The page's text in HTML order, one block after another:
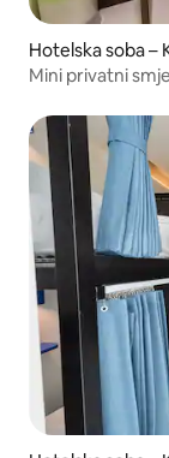
Hotelska soba –
Mini privatni